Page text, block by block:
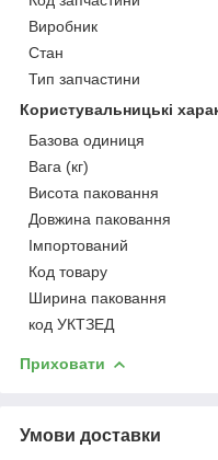
Виробник
Стан
Тип запчастини
Користувальницькі
Базова одиниця
Вага (кг)
Висота паковання
Довжина паковання
Імпортований
Код товару
Ширина паковання
код УКТЗЕД
Приховати
Умови доставки